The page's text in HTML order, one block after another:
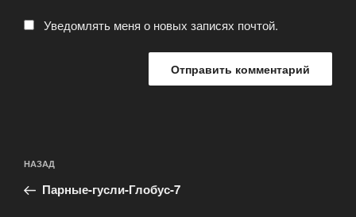
Уведомлять меня о новых записях почтой.
по
записям
Предыдущая
запись:
НАЗАД
Парные-гусли-Глобус-7